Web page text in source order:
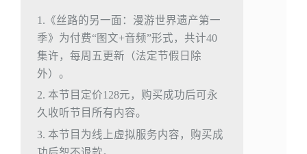
1.《丝路的另一面：漫游世界遗产第一
季》为付费“图文+音频”形式，共计40
集许，每周五更新（法定节假日除
外）。
2. 本节目定价128元，购买成功后可永
久收听节目所有内容。
3. 本节目为线上虚拟服务内容，购买成